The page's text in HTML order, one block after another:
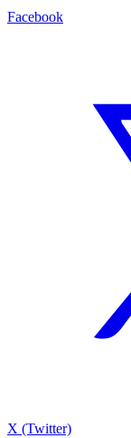
Facebook
X (Twitter)